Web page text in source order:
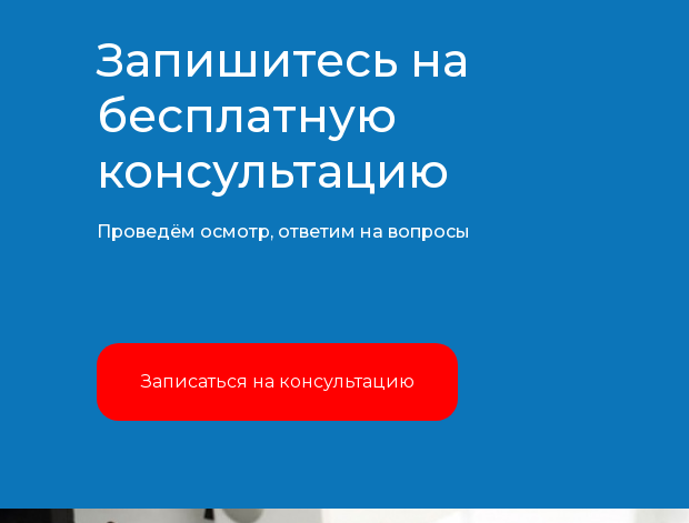
Запишитесь на
бесплатную
консультацию​​​​​​​
Записаться на консультацию
Проведём осмотр, ответим на вопросы